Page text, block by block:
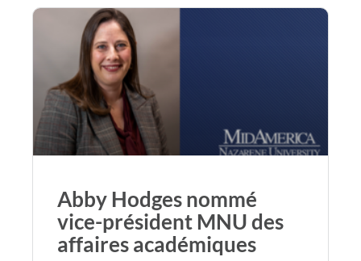
Abby Hodges nommé
vice-président MNU des
affaires académiques